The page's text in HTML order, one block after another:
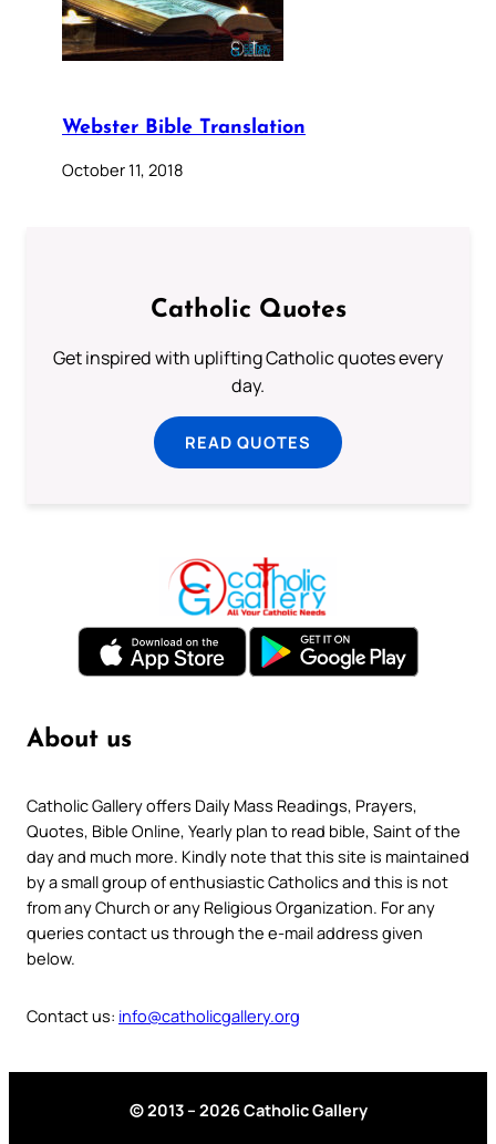
Webster Bible Translation
October 11, 2018
Catholic Quotes
Get inspired with uplifting Catholic quotes every
day.
READ QUOTES
About us
Catholic Gallery offers Daily Mass Readings, Prayers,
Quotes, Bible Online, Yearly plan to read bible, Saint of the
day and much more. Kindly note that this site is maintained
by a small group of enthusiastic Catholics and this is not
from any Church or any Religious Organization. For any
queries contact us through the e-mail address given
below.
Contact us: info@catholicgallery.org
© 2013 – 2026 Catholic Gallery